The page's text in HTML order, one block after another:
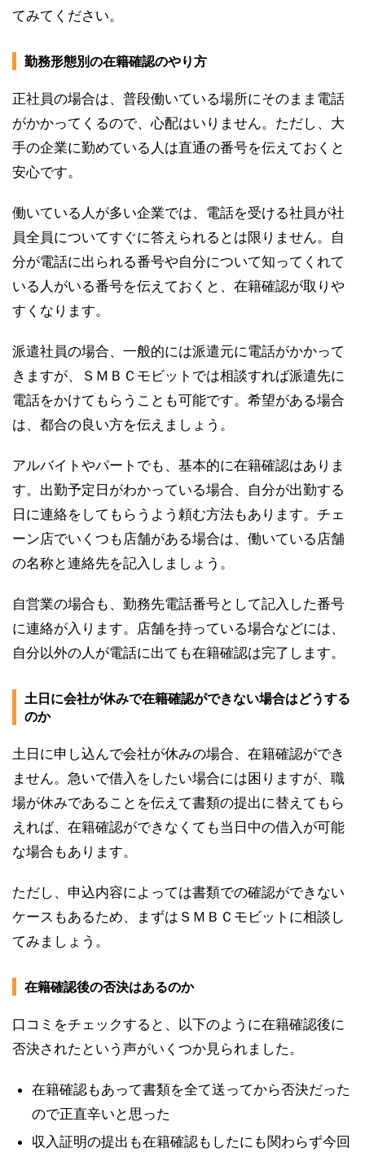
てみてください。
勤務形態別の在籍確認のやり方
正社員の場合は、普段働いている場所にそのまま電話
がかかってくるので、心配はいりません。ただし、大
手の企業に勤めている人は直通の番号を伝えておくと
安心です。
働いている人が多い企業では、電話を受ける社員が社
員全員についてすぐに答えられるとは限りません。自
分が電話に出られる番号や自分について知ってくれて
いる人がいる番号を伝えておくと、在籍確認が取りや
すくなります。
派遣社員の場合、一般的には派遣元に電話がかかって
きますが、ＳＭＢＣモビットでは相談すれば派遣先に
電話をかけてもらうことも可能です。希望がある場合
は、都合の良い方を伝えましょう。
アルバイトやパートでも、基本的に在籍確認はありま
す。出勤予定日がわかっている場合、自分が出勤する
日に連絡をしてもらうよう頼む方法もあります。チェ
ーン店でいくつも店舗がある場合は、働いている店舗
の名称と連絡先を記入しましょう。
自営業の場合も、勤務先電話番号として記入した番号
に連絡が入ります。店舗を持っている場合などには、
自分以外の人が電話に出ても在籍確認は完了します。
土日に会社が休みで在籍確認ができない場合はどうする
のか
土日に申し込んで会社が休みの場合、在籍確認ができ
ません。急いで借入をしたい場合には困りますが、職
場が休みであることを伝えて書類の提出に替えてもら
えれば、在籍確認ができなくても当日中の借入が可能
な場合もあります。
ただし、申込内容によっては書類での確認ができない
ケースもあるため、まずはＳＭＢＣモビットに相談し
てみましょう。
在籍確認後の否決はあるのか
口コミをチェックすると、以下のように在籍確認後に
否決されたという声がいくつか見られました。
在籍確認もあって書類を全て送ってから否決だった
ので正直辛いと思った
収入証明の提出も在籍確認もしたにも関わらず今回